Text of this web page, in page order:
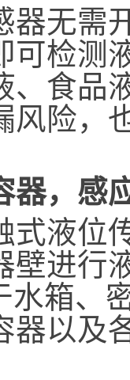
器无需
可检测
、食品
风险，
器，感
式液位
壁进行
水箱、
器以及